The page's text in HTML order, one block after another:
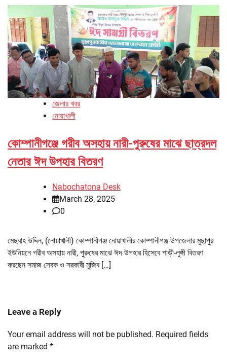
জেলার খবর
নোয়াখালী
কোম্পানীগঞ্জে গরীব অসহায় নারী-পুরুষের মাঝে ছাত্রদল
নেতার ঈদ উপহার বিতরণ
Nabochatona Desk
March 28, 2025
0
মেছবাহ উদ্দিন, (নোয়াখালী) কোম্পানীগঞ্জ নোয়াখালীর কোম্পানীগঞ্জ উপজেলার মুছাপুর
ইউনিয়নে গরীব অসহায় নারী, পুরুষের মাঝে ঈদ উপহার হিসেবে শাড়ী-লুঙ্গী বিতরণ
করছেন সমাজ সেবক ও সরকারী মুজিব […]
Leave a Reply
Your email address will not be published. Required fields
are marked *